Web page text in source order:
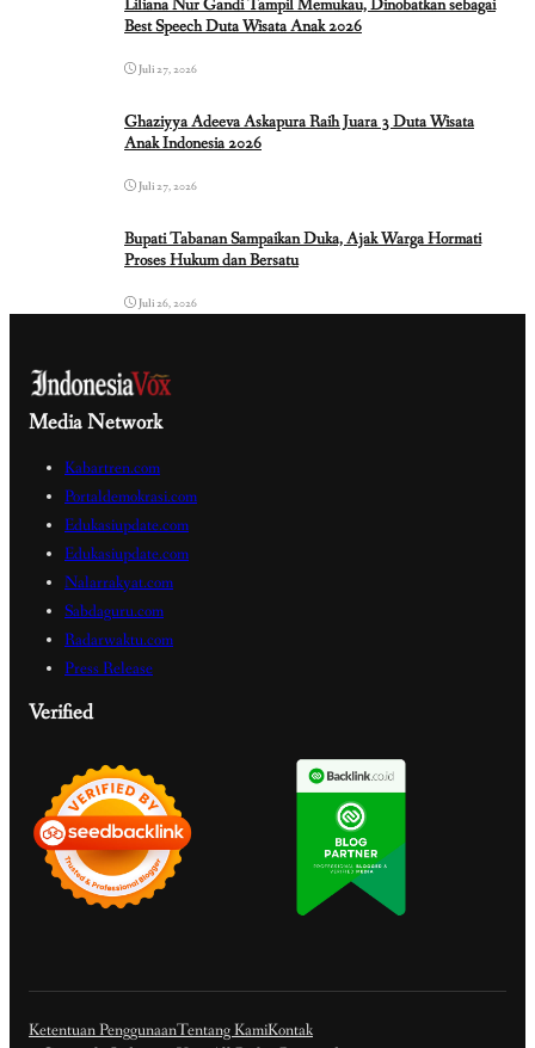
Liliana Nur Gandi Tampil Memukau, Dinobatkan sebagai
Best Speech Duta Wisata Anak 2026
Juli 27, 2026
Ghaziyya Adeeva Askapura Raih Juara 3 Duta Wisata
Anak Indonesia 2026
Juli 27, 2026
Bupati Tabanan Sampaikan Duka, Ajak Warga Hormati
Proses Hukum dan Bersatu
Juli 26, 2026
Media Network
Kabartren.com
Portaldemokrasi.com
Edukasiupdate.com
Edukasiupdate.com
Nalarrakyat.com
Sabdaguru.com
Radarwaktu.com
Press Release
Verified
Ketentuan PenggunaanTentang KamiKontak